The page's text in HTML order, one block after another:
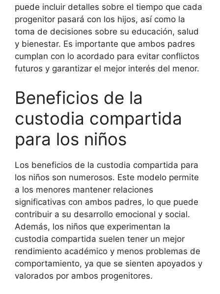
puede incluir detalles sobre el tiempo que cada
progenitor pasará con los hijos, así como la
toma de decisiones sobre su educación, salud
y bienestar. Es importante que ambos padres
cumplan con lo acordado para evitar conflictos
futuros y garantizar el mejor interés del menor.
Beneficios de la
custodia compartida
para los niños
Los beneficios de la custodia compartida para
los niños son numerosos. Este modelo permite
a los menores mantener relaciones
significativas con ambos padres, lo que puede
contribuir a su desarrollo emocional y social.
Además, los niños que experimentan la
custodia compartida suelen tener un mejor
rendimiento académico y menos problemas de
comportamiento, ya que se sienten apoyados y
valorados por ambos progenitores.